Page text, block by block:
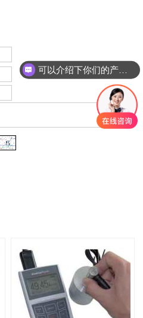
可以介绍下你们的产品么